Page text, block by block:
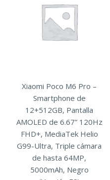
Xiaomi Poco M6 Pro –
Smartphone de
12+512GB, Pantalla
AMOLED de 6.67” 120Hz
FHD+, MediaTek Helio
G99-Ultra, Triple cámara
de hasta 64MP,
5000mAh, Negro